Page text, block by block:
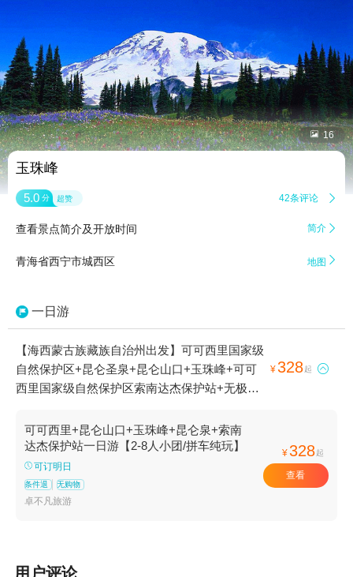
 16
玉珠峰
5.0 分 超赞 42条评论 
查看景点简介及开放时间 简介 
青海省西宁市城西区 地图 
一日游
【海西蒙古族藏族自治州出发】可可西里国家级
自然保护区+昆仑圣泉+昆仑山口+玉珠峰+可可
西里国家级自然保护区索南达杰保护站+无极龙
¥328起 
可可西里+昆仑山口+玉珠峰+昆仑泉+索南
达杰保护站一日游【2-8人小团/拼车纯玩】
可订明日
条件退 无购物
卓不凡旅游
¥328起
查看
用户评论
